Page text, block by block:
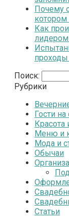
Почему
Как
лидером
Поиск:
Рубрики
Гости
Красота
Меню и
Мода и
Обычаи
Статьи